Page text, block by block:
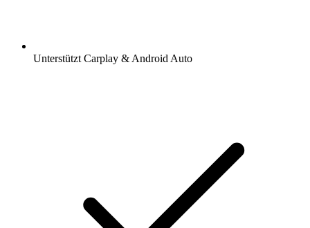
Unterstützt Carplay & Android Auto